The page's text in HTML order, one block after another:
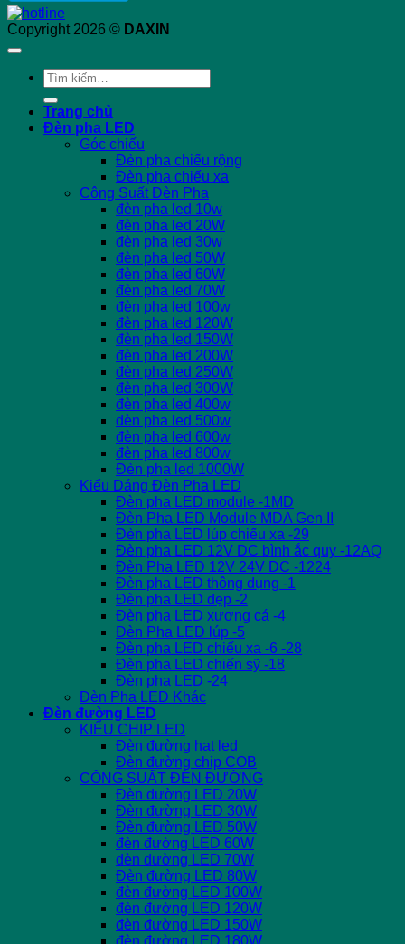
Copyright 2026 © DAXIN
Tìm
kiếm:
Trang chủ
Đèn pha LED
Góc chiếu
Đèn pha chiếu rộng
Đèn pha chiếu xa
Công Suất Đèn Pha
đèn pha led 10w
đèn pha led 20W
đèn pha led 30w
đèn pha led 50W
đèn pha led 60W
đèn pha led 70W
đèn pha led 100w
đèn pha led 120W
đèn pha led 150W
đèn pha led 200W
đèn pha led 250W
đèn pha led 300W
đèn pha led 400w
đèn pha led 500w
đèn pha led 600w
đèn pha led 800w
Đèn pha led 1000W
Kiểu Dáng Đèn Pha LED
Đèn pha LED module -1MD
Đèn Pha LED Module MDA Gen II
Đèn pha LED lúp chiếu xa -29
Đèn pha LED 12V DC bình ắc quy -12AQ
Đèn Pha LED 12V 24V DC -1224
Đèn pha LED thông dụng -1
Đèn pha LED dẹp -2
Đèn pha LED xương cá -4
Đèn Pha LED lúp -5
Đèn pha LED chiếu xa -6 -28
Đèn pha LED chiến sỹ -18
Đèn pha LED -24
Đèn Pha LED Khác
Đèn đường LED
KIỂU CHIP LED
Đèn đường hạt led
Đèn đường chip COB
CÔNG SUẤT ĐÈN ĐƯỜNG
Đèn đường LED 20W
Đèn đường LED 30W
Đèn đường LED 50W
đèn đường LED 60W
đèn đường LED 70W
Đèn đường LED 80W
đèn đường LED 100W
đèn đường LED 120W
đèn đường LED 150W
đèn đường LED 180W